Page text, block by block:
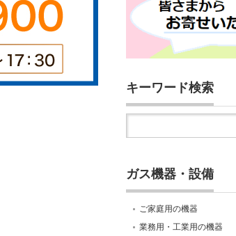
キーワード検索
ガス機器・設備
ご家庭用の機器
業務用・工業用の機器